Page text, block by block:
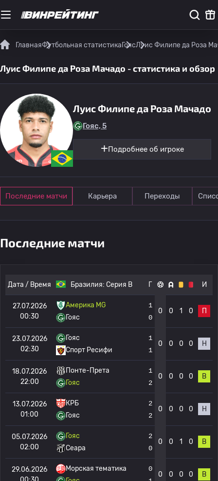
ГлавнаяФутбольная статистикаГоясЛуис Филипе да Роза
Луис Филипе да Роза Мачадо - статистика и обзор
Луис Филипе да Роза Мачадо
Гояс, 5
Подробнее об игроке
Последние матчи Карьера Переходы
Последние матчи
Дата / Время Бразилия: Серия B Г И
27.07.2026
00:30
Америка MG
Гояс
1
0
0 0 1 0 П
23.07.2026
02:30
Гояс
Спорт Ресифи
1
1
0 0 0 0 Н
18.07.2026
22:00
Понте-Прета
Гояс
1
2
0 0 0 0 В
13.07.2026
01:00
КРБ
Гояс
2
2
0 0 0 0 Н
05.07.2026
02:00
Гояс
Сеара
2
0
0 0 1 0 В
29.06.2026
Морская тематика
0
0 0 0 0 В